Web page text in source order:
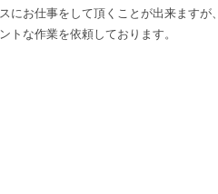
にお仕事をして頂くことが出来ますが、
トな作業を依頼しております。